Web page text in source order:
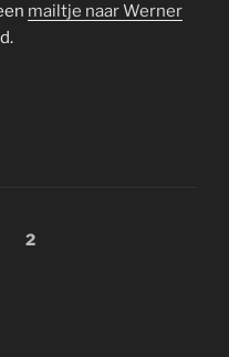
mailtje naar Werner
2